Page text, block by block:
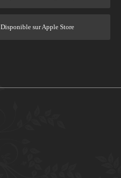
Disponible sur Apple Store